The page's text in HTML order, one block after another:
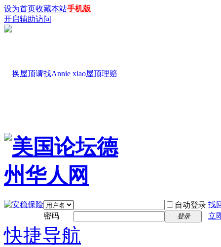
设为首页收藏本站手机版
开启辅助访问
自动登录 找
密码
登录 立
快捷导航